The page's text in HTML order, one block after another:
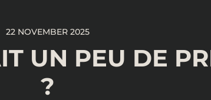
22 NOVEMBER 2025
UN PEU DE
?